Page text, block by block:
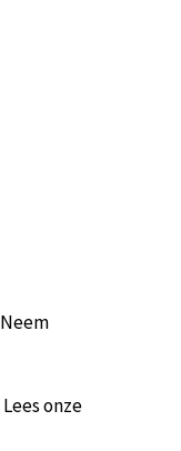
Neem
Lees onze